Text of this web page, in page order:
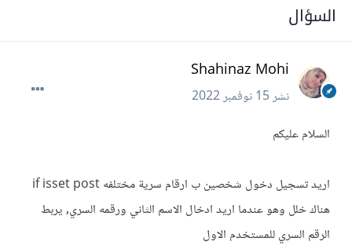
السؤال
Shahinaz Mohi
نشر15 نوفمبر 2022
السلام عليكم
اريد تسجيل دخول شخصين ب ارقام سرية مختلفه if isset post
هناك خلل وهو عندما اريد ادخال الاسم الثاني ورقمه السري, يربط
الرقم السري للمستخدم الاول